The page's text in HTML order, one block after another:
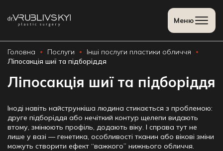
Meню
Головна Послуги
Інші послуги пластики обличчя
Ліпосакція шиї та підборіддя
Ліпосакція шиї та підборіддя
Іноді навіть найстрункіша людина стикається з проблемою:
друге підборіддя або нечіткий контур щелепи видають
втому, змінюють профіль, додають віку. І справа тут не
лише у вазі — генетика, особливості тканин або вікові зміни
можуть створити ефект “важкого” нижнього обличчя.